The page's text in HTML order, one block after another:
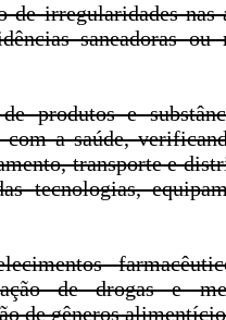
de irregularidades
saneadoras ou
produtos e
a saúde,
transporte e
tecnologias,
de drogas e
de gêneros